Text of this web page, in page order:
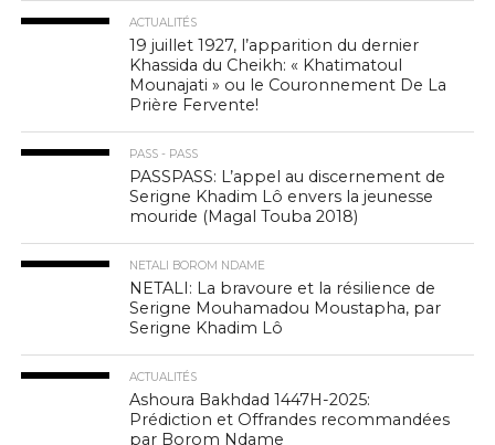
ACTUALITÉS
19 juillet 1927, l’apparition du dernier
Khassida du Cheikh: « Khatimatoul
Mounajati » ou le Couronnement De La
Prière Fervente!
PASS - PASS
PASSPASS: L’appel au discernement de
Serigne Khadim Lô envers la jeunesse
mouride (Magal Touba 2018)
NETALI BOROM NDAME
NETALI: La bravoure et la résilience de
Serigne Mouhamadou Moustapha, par
Serigne Khadim Lô
ACTUALITÉS
Ashoura Bakhdad 1447H-2025:
Prédiction et Offrandes recommandées
par Borom Ndame